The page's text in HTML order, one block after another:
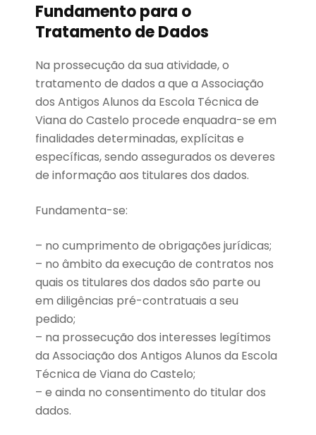
Fundamento para o
Tratamento de Dados
Na prossecução da sua atividade, o
tratamento de dados a que a Associação
dos Antigos Alunos da Escola Técnica de
Viana do Castelo procede enquadra-se em
finalidades determinadas, explícitas e
específicas, sendo assegurados os deveres
de informação aos titulares dos dados.
Fundamenta-se:
– no cumprimento de obrigações jurídicas;
– no âmbito da execução de contratos nos
quais os titulares dos dados são parte ou
em diligências pré-contratuais a seu
pedido;
– na prossecução dos interesses legítimos
da Associação dos Antigos Alunos da Escola
Técnica de Viana do Castelo;
– e ainda no consentimento do titular dos
dados.